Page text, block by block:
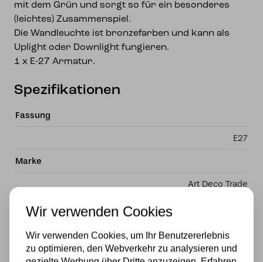
mit dem Grün und sorgt so für ein besonderes
(leichtes) Zusammenspiel.
Die Wandleuchte ist bronzefarben und kann als
Uplight oder Downlight fungieren.
1 x E-27 Armatur.
Spezifikationen
Fassung
E27
Marke
Art Deco Trade
Material
Stromversorgung
Wir verwenden Cookies
Wir verwenden Cookies, um Ihr Benutzererlebnis
zu optimieren, den Webverkehr zu analysieren und